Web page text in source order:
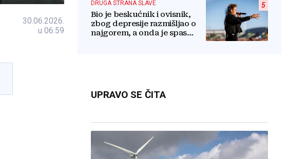
30.06.2026.
u 06:59
5
DRUGA STRANA SLAVE
Bio je beskućnik i ovisnik,
zbog depresije razmišljao o
najgorem, a onda je spas
UPRAVO SE ČITA